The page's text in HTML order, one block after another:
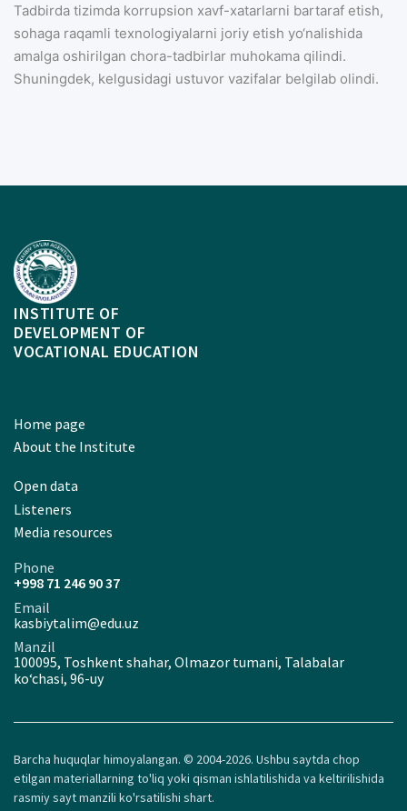
Tadbirda tizimda korrupsion xavf-xatarlarni bartaraf etish,
sohaga raqamli texnologiyalarni joriy etish yo‘nalishida
amalga oshirilgan chora-tadbirlar muhokama qilindi.
Shuningdek, kelgusidagi ustuvor vazifalar belgilab olindi.
INSTITUTE OF
DEVELOPMENT OF
VOCATIONAL EDUCATION
Home page
About the Institute
Open data
Listeners
Media resources
Phone
+998 71 246 90 37
Email
kasbiytalim@edu.uz
Manzil
100095, Toshkent shahar, Olmazor tumani, Talabalar
ko‘chasi, 96-uy
Barcha huquqlar himoyalangan. © 2004-2026. Ushbu saytda chop
etilgan materiallarning to'liq yoki qisman ishlatilishida va keltirilishida
rasmiy sayt manzili ko'rsatilishi shart.